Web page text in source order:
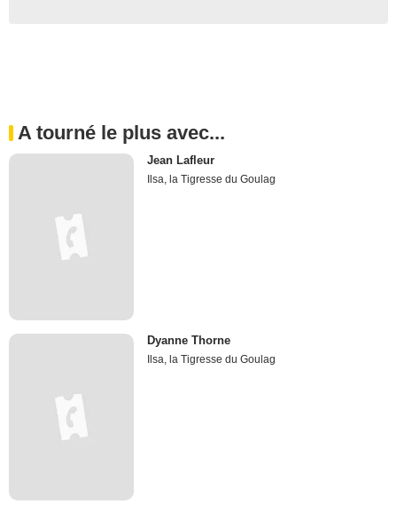
A tourné le plus avec...
Jean Lafleur
Ilsa, la Tigresse du Goulag
Dyanne Thorne
Ilsa, la Tigresse du Goulag